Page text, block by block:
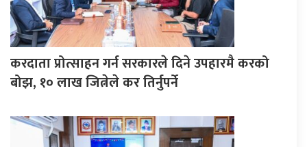
करदाता प्रोत्साहन गर्न सरकारले दिने उपहारमै करको
बोझ, १० लाख जित्नेले कर तिर्नुपर्ने